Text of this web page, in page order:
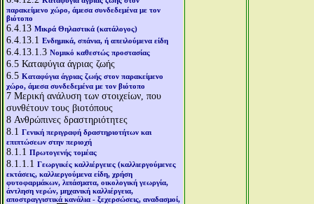
παρακείμενο χώρο, άμεσα συνδεδεμένα με τον
βιότοπο
6.4.13 Μικρά Θηλαστικά (κατάλογος)
6.4.13.1 Ενδημικά, σπάνια, ή απειλούμενα είδη
6.4.13.1.3 Νομικό καθεστώς προστασίας
6.5 Καταφύγια άγριας ζωής
6.5 Καταφύγια άγριας ζωής στον παρακείμενο
χώρο, άμεσα συνδεδεμένα με τον βιότοπο
7 Μερική ανάλυση των στοιχείων, που
συνθέτουν τους βιοτόπους
8 Ανθρώπινες δραστηριότητες
8.1 Γενική περιγραφή δραστηριοτήτων και
επιπτώσεων στην περιοχή
8.1.1 Πρωτογενής τομέας
8.1.1.1 Γεωργικές καλλιέργειες (καλλιεργούμενες
εκτάσεις, καλλιεργούμενα είδη, χρήση
φυτοφαρμάκων, λιπάσματα, οικολογική γεωργία,
άντληση νερών, μηχανική καλλιέργεια,
αποστραγγιστικά κανάλια - ξεχερσώσεις, αναδασμοί,